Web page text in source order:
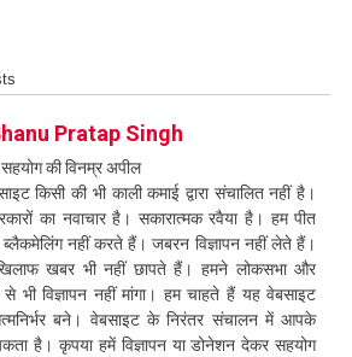
Pratap Singh
की विनम्र अपील
किसी की भी काली कमाई द्वारा संचालित नहीं है।
का नवाचार है। सकारात्मक रवैया है। हम पीत
नहीं करते हैं। जबरन विज्ञापन नहीं लेते हैं।
खबर भी नहीं छापते हैं। हमने लोकसभा और
भी विज्ञापन नहीं मांगा। हम चाहते हैं यह वेबसाइट
बने। वेबसाइट के निरंतर संचालन में आपके
है। कृपया हमें विज्ञापन या डोनेशन देकर सहयोग